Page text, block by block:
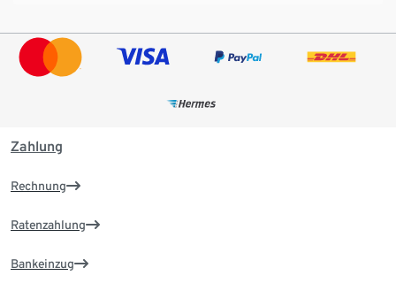
Zahlung
Rechnung
Ratenzahlung
Bankeinzug